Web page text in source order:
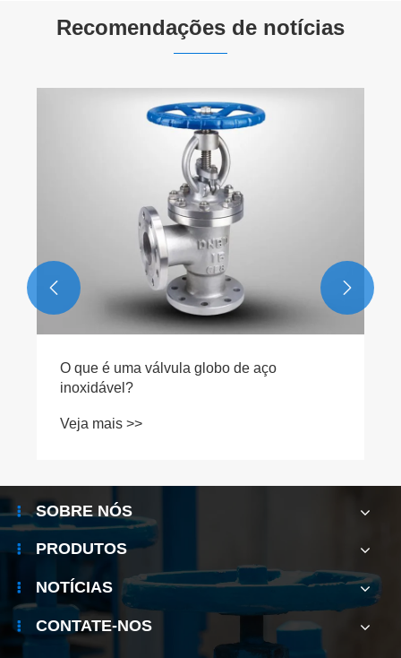
Recomendações de notícias
Dia do Trabalho: uma
trabalhadores
Veja mais >>
 
SOBRE NÓS
PRODUTOS
NOTÍCIAS
CONTATE-NOS